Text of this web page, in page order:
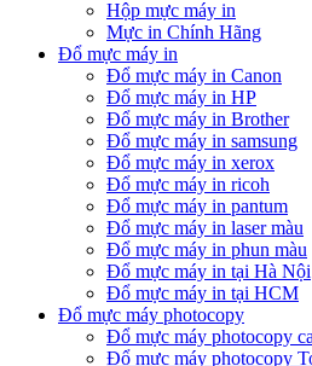
Hộp mực máy in
Mực in Chính Hãng
Đổ mực máy in
Đổ mực máy in Canon
Đổ mực máy in HP
Đổ mực máy in Brother
Đổ mực máy in samsung
Đổ mực máy in xerox
Đổ mực máy in ricoh
Đổ mực máy in pantum
Đổ mực máy in laser màu
Đổ mực máy in phun màu
Đổ mực máy in tại Hà Nội
Đổ mực máy in tại HCM
Đổ mực máy photocopy
Đổ mực máy photocopy
Đổ mực máy photocopy